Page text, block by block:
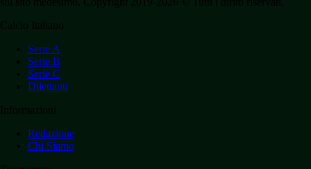
Serie A
Serie B
Serie C
Dilettanti
Redazione
Chi Siamo